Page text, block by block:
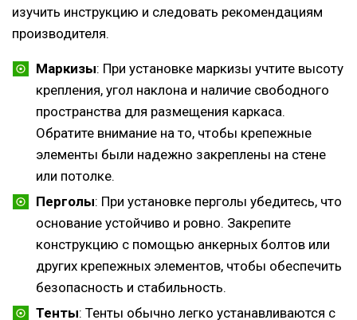
изучить инструкцию и следовать рекомендациям
производителя.
Маркизы: При установке маркизы учтите высоту
крепления, угол наклона и наличие свободного
пространства для размещения каркаса.
Обратите внимание на то, чтобы крепежные
элементы были надежно закреплены на стене
или потолке.
Перголы: При установке перголы убедитесь, что
основание устойчиво и ровно. Закрепите
конструкцию с помощью анкерных болтов или
других крепежных элементов, чтобы обеспечить
безопасность и стабильность.
Тенты: Тенты обычно легко устанавливаются с